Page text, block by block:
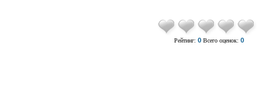
Рейтинг: 0Всего оценок: 0